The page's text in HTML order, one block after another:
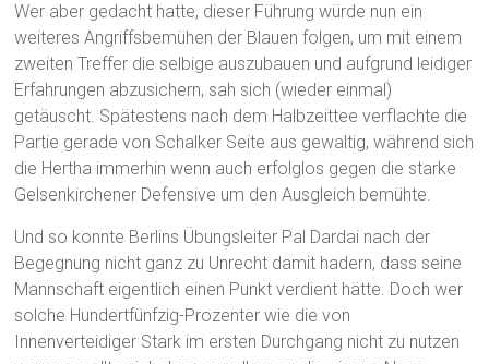
Wer aber gedacht hatte, dieser Führung würde nun ein
weiteres Angriffsbemühen der Blauen folgen, um mit einem
zweiten Treffer die selbige auszubauen und aufgrund leidiger
Erfahrungen abzusichern, sah sich (wieder einmal)
getäuscht. Spätestens nach dem Halbzeittee verflachte die
Partie gerade von Schalker Seite aus gewaltig, während sich
die Hertha immerhin wenn auch erfolglos gegen die starke
Gelsenkirchener Defensive um den Ausgleich bemühte.
Und so konnte Berlins Übungsleiter Pal Dardai nach der
Begegnung nicht ganz zu Unrecht damit hadern, dass seine
Mannschaft eigentlich einen Punkt verdient hätte. Doch wer
solche Hundertfünfzig-Prozenter wie die von
Innenverteidiger Stark im ersten Durchgang nicht zu nutzen